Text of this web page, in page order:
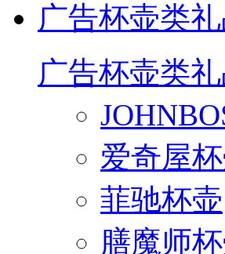
广告杯壶类
广告杯壶类
爱奇屋
菲驰杯壶
膳魔师